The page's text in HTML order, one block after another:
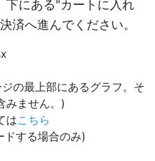
下にある"カートに入れ
済へ進んでください。
の最上部にあるグラフ。そ
みません。)
はこちら
する場合のみ)